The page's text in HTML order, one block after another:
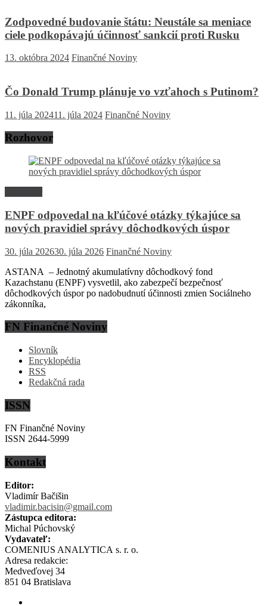
Zodpovedné budovanie štátu: Neustále sa meniace
ciele podkopávajú účinnosť sankcií proti Rusku
13. októbra 2024 Finančné Noviny
Čo Donald Trump plánuje vo vzťahoch s Putinom?
11. júla 202411. júla 2024 Finančné Noviny
Rozhovor
ENPF odpovedal na kľúčové otázky týkajúce sa
nových pravidiel správy dôchodkových úspor
30. júla 202630. júla 2026 Finančné Noviny
ASTANA – Jednotný akumulatívny dôchodkový fond
Kazachstanu (ENPF) vysvetlil, ako zabezpečí bezpečnosť
dôchodkových úspor po nadobudnutí účinnosti zmien Sociálneho
zákonníka,
FN Finančné Noviny
Slovník
Encyklopédia
RSS
Redakčná rada
ISSN
FN Finančné Noviny
ISSN 2644-5999
Kontakt
Editor:
Vladimír Bačišin
vladimir.bacisin@gmail.com
Zástupca editora:
Michal Púchovský
Vydavateľ:
COMENIUS ANALYTICA s. r. o.
Adresa redakcie:
Medveďovej 34
851 04 Bratislava